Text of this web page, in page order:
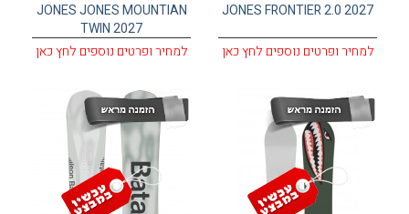
JONES FRONTIER 2.0 2027
למחיר ופרטים נוספים לחץ כאן
JONES JONES MOUNTIAN
TWIN 2027
למחיר ופרטים נוספים לחץ כאן